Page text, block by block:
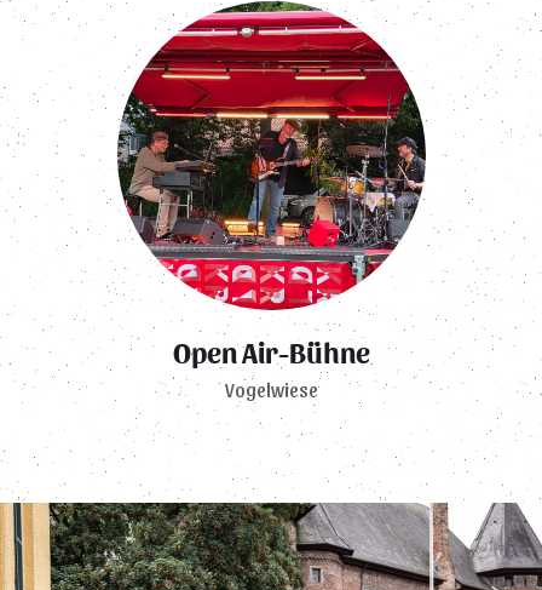
Open Air-Bühne
Vogelwiese